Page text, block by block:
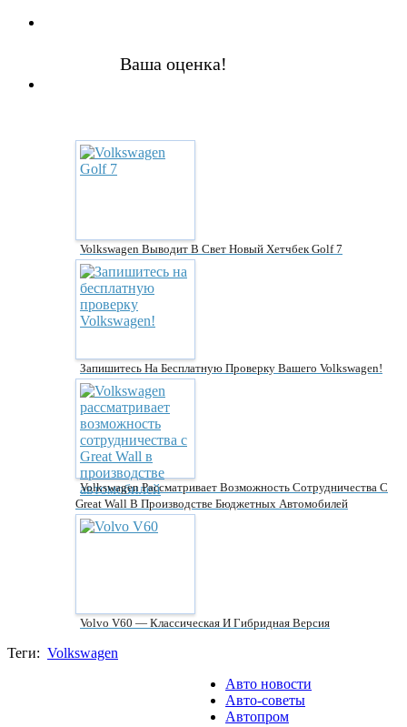
Ваша оценка!
Volkswagen Выводит В Свет Новый Хетчбек Golf 7
Запишитесь На Бесплатную Проверку Вашего Volkswagen!
Volkswagen Рассматривает Возможность Сотрудничества С
Great Wall В Производстве Бюджетных Автомобилей
Volvo V60 — Классическая И Гибридная Версия
Теги: Volkswagen
Авто новости
Авто-советы
Автопром